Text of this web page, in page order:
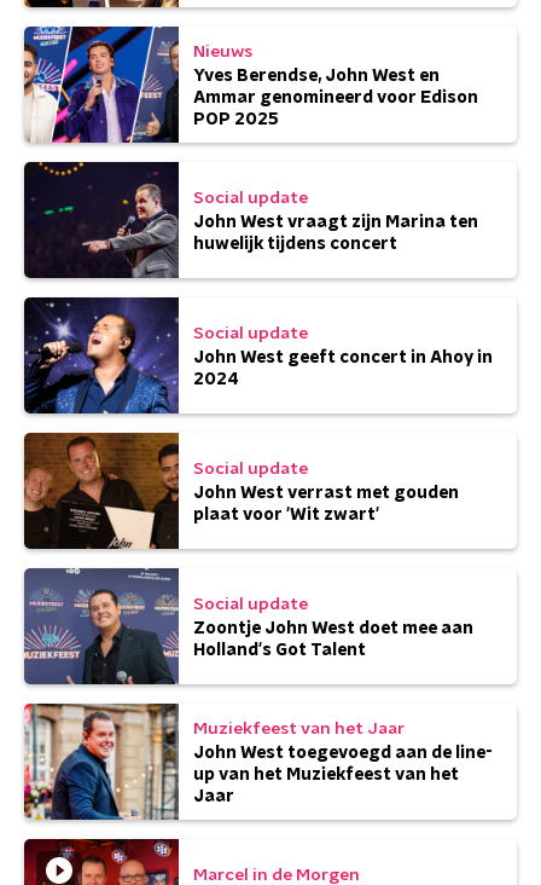
Nieuws
Yves Berendse, John West en
Ammar genomineerd voor Edison
POP 2025
Social update
John West vraagt zijn Marina ten
huwelijk tijdens concert
Social update
John West geeft concert in Ahoy in
2024
Social update
John West verrast met gouden
plaat voor 'Wit zwart'
Social update
Zoontje John West doet mee aan
Holland's Got Talent
Muziekfeest van het Jaar
John West toegevoegd aan de line-
up van het Muziekfeest van het
Jaar
Marcel in de Morgen